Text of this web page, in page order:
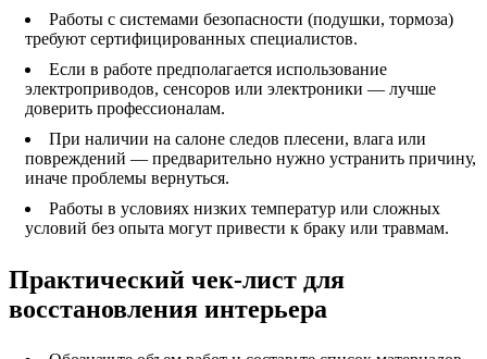
Работы с системами безопасности (подушки, тормоза)
требуют сертифицированных специалистов.
Если в работе предполагается использование
электроприводов, сенсоров или электроники — лучше
доверить профессионалам.
При наличии на салоне следов плесени, влага или
повреждений — предварительно нужно устранить причину,
иначе проблемы вернуться.
Работы в условиях низких температур или сложных
условий без опыта могут привести к браку или травмам.
Практический чек-лист для
восстановления интерьера